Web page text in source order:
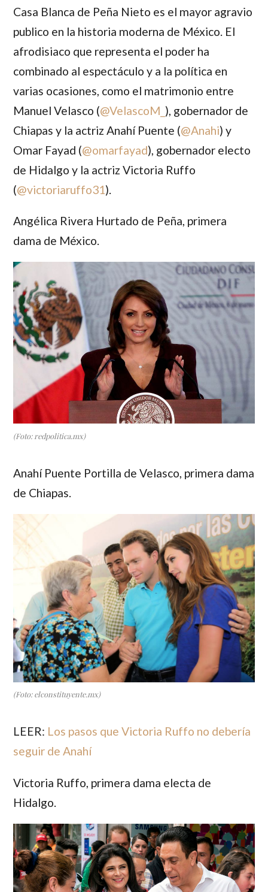
Casa Blanca de Peña Nieto es el mayor agravio
publico en la historia moderna de México. El
afrodisiaco que representa el poder ha
combinado al espectáculo y a la política en
varias ocasiones, como el matrimonio entre
Manuel Velasco (@VelascoM_ ), gobernador de
Chiapas y la actriz Anahí Puente (@Anahi) y
Omar Fayad (@omarfayad), gobernador electo
de Hidalgo y la actrizVictoria Ruffo
(@victoriaruffo31).
Angélica Rivera Hurtado de Peña, primera
dama de México.
(Foto: redpolitica.mx)
Anahí Puente Portilla de Velasco, primera dama
de Chiapas.
(Foto: elconstituyente.mx)
LEER: Los pasos que Victoria Ruffo no debería
seguir de Anahí
Victoria Ruffo, primera dama electa de
Hidalgo.